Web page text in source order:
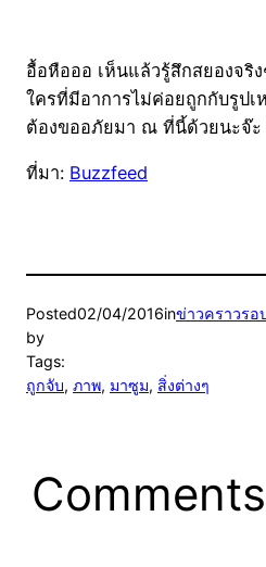
อื้อหือออ เห็นแล้วรู้สึกสยองจริ
ใครที่มีอาการไม่ค่อยถูกกับรูปเ
ต้องขออภัยมา ณ ที่นี้ด้วยนะจ๊
ที่มา: Buzzfeed
Posted02/04/2016inข่าวคราวรอ
by
Tags:
ถูกจับ, ภาพ, มาซูม, สิ่งต่างๆ
Comments